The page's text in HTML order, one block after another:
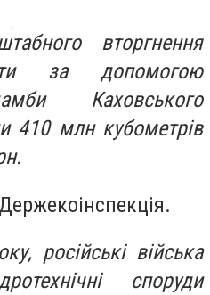
вторгнення
за допомогою
Каховського
410 млн кубометрів
російські війська
споруди